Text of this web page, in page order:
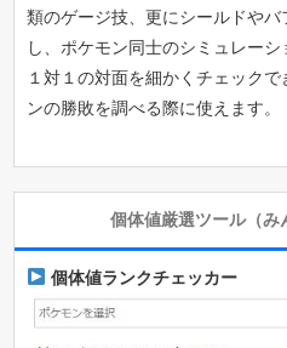
類のゲージ技、更にシールドや
し、ポケモン同士のシミュレーシ
１対１の対面を細かくチェック
ンの勝敗を調べる際に使えます。
個体値厳選ツール（み
個体値ランクチェッカー